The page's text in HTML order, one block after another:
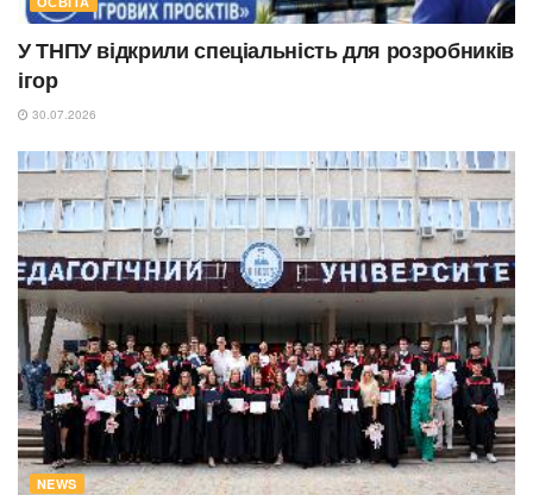
У ТНПУ відкрили спеціальність для розробників
ігор
30.07.2026
NEWS